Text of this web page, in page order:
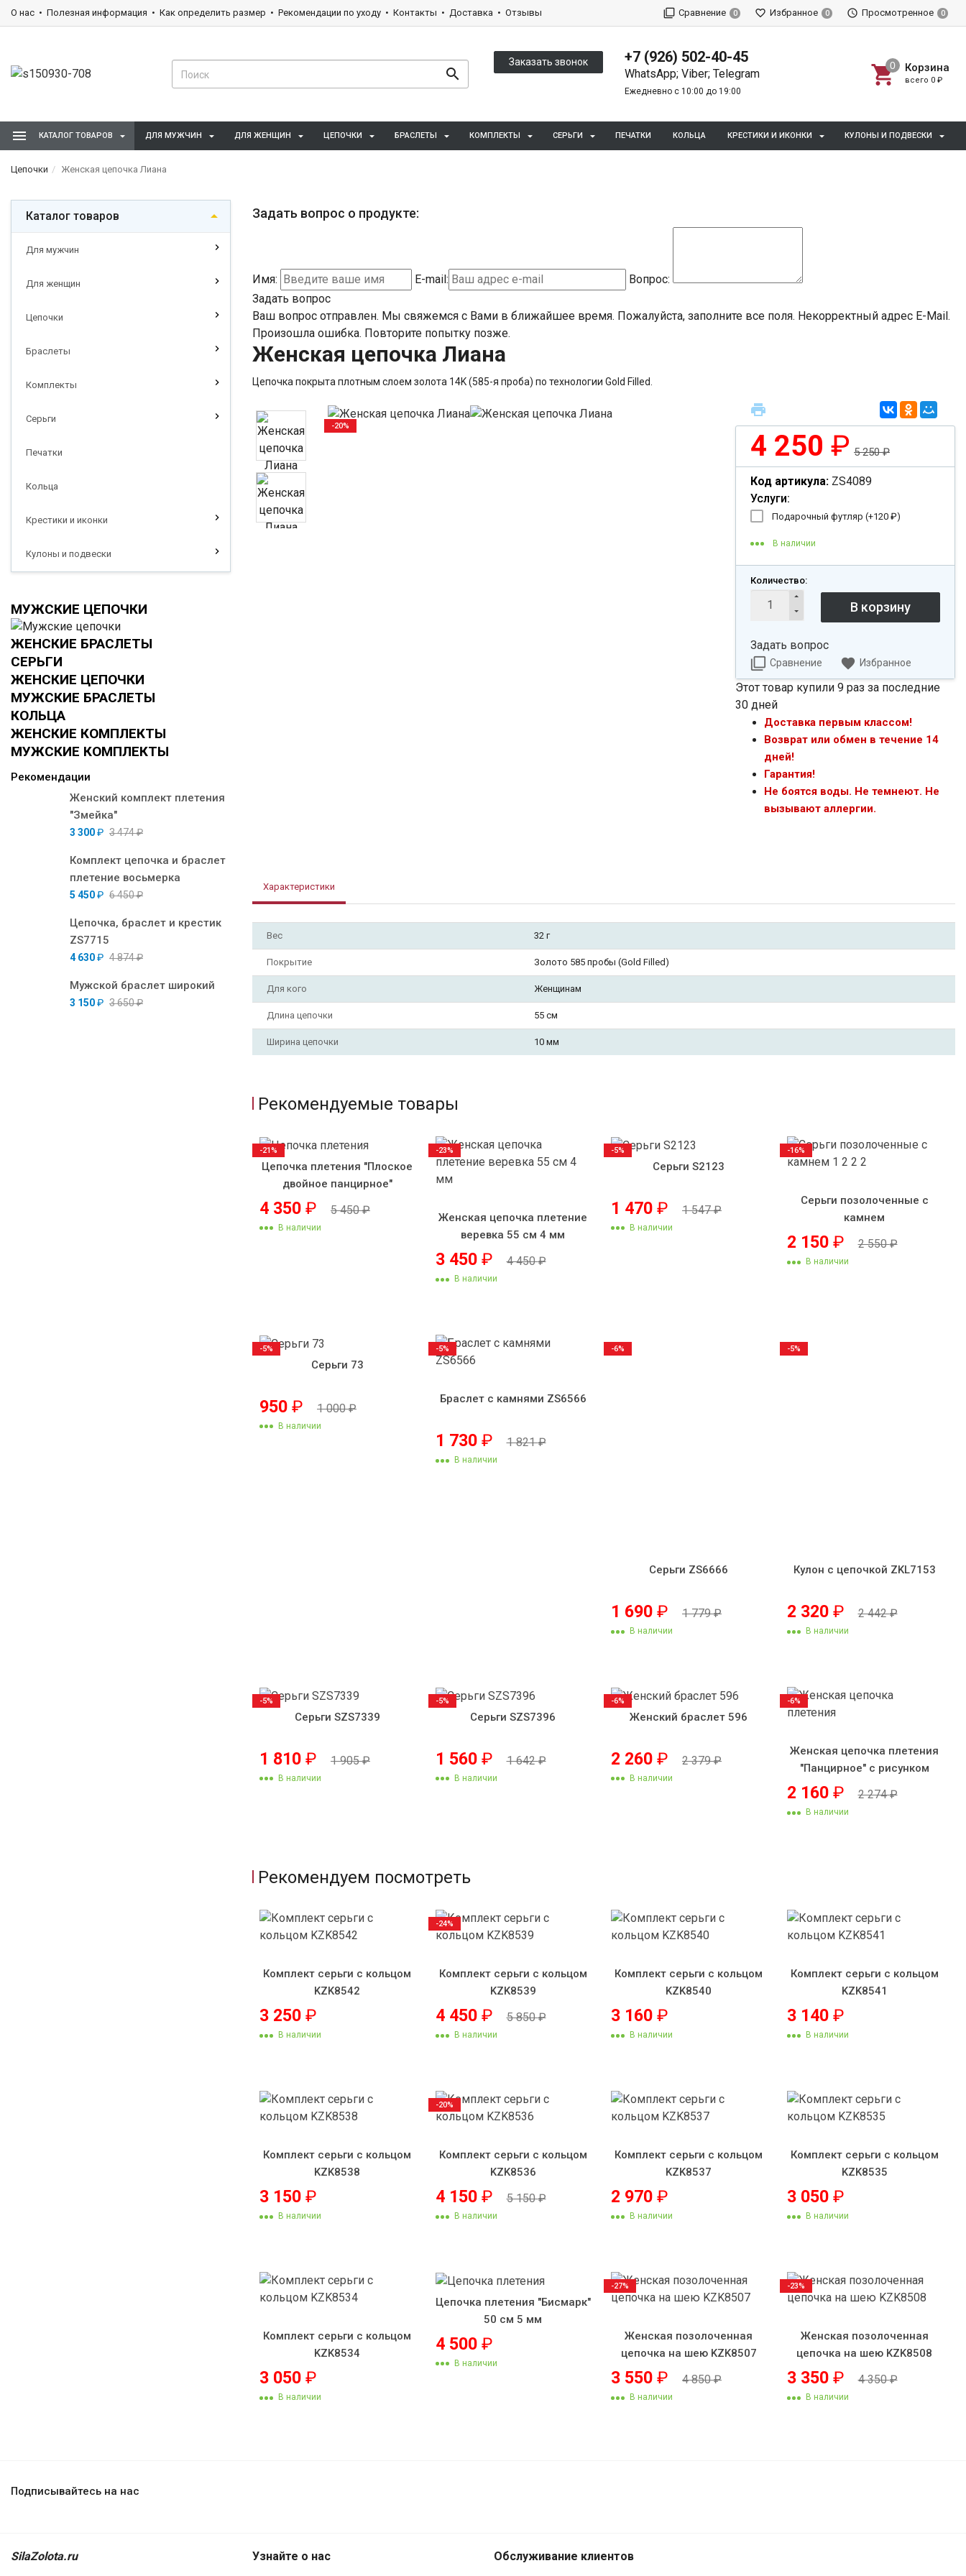
О нас Полезная информация Как определить размер Рекомендации по уходу Контакты Доставка Отзывы Сравнение 0 Избранное 0 Просмотренное 0
Заказать звонок +7 (926) 502-40-45
WhatsApp; Viber; Telegram
Ежедневно с 10:00 до 19:00
Корзина
всего 0 ₽
КАТАЛОГ ТОВАРОВ ДЛЯ МУЖЧИН ДЛЯ ЖЕНЩИН ЦЕПОЧКИ БРАСЛЕТЫ КОМПЛЕКТЫ СЕРЬГИ ПЕЧАТКИ КОЛЬЦА КРЕСТИКИ И ИКОНКИ КУЛОНЫ И ПОДВЕСКИ
Цепочки Женская цепочка Лиана
Каталог товаров
Для мужчин
Для женщин
Цепочки
Браслеты
Комплекты
Серьги
Печатки
Кольца
Крестики и иконки
Кулоны и подвески
МУЖСКИЕ ЦЕПОЧКИ
ЖЕНСКИЕ БРАСЛЕТЫ
СЕРЬГИ
ЖЕНСКИЕ ЦЕПОЧКИ
МУЖСКИЕ БРАСЛЕТЫ
КОЛЬЦА
ЖЕНСКИЕ КОМПЛЕКТЫ
МУЖСКИЕ КОМПЛЕКТЫ
Рекомендации
Женский комплект плетения
"Змейка"
3 300₽ 3 474₽
Комплект цепочка и браслет
плетение восьмерка
5 450₽ 6 450₽
Цепочка, браслет и крестик
ZS7715
4 630₽ 4 874₽
Мужской браслет широкий
3 150₽ 3 650₽
Задать вопрос о продукте:
Имя: E-mail:
Вопрос:
Задать вопрос
Ваш вопрос отправлен. Мы свяжемся с Вами в ближайшее время. Пожалуйста, заполните все поля. Некорректный адрес E-Mail.
Произошла ошибка. Повторите попытку позже.
Женская цепочка Лиана
Цепочка покрыта плотным слоем золота 14K (585-я проба) по технологии Gold Filled.
-20%
4 250 ₽ 5 250₽
Код артикула: ZS4089
Услуги:
Подарочный футляр (+120 ₽)
В наличии
Количество:
Задать вопрос
Сравнение Избранное
Этот товар купили 9 раз за последние
30 дней
Доставка первым классом!
Возврат или обмен в течение 14
дней!
Гарантия!
Не боятся воды. Не темнеют. Не
вызывают аллергии.
Характеристики
Вес 32 г
Покрытие Золото 585 пробы (Gold Filled)
Для кого Женщинам
Длина цепочки 55 см
Ширина цепочки 10 мм
Рекомендуемые товары
Цепочка плетения "Плоское
двойное панцирное"
4 350 ₽ 5 450₽
В наличии
-21%
Женская цепочка плетение
веревка 55 см 4 мм
3 450 ₽ 4 450₽
В наличии
-23%
Серьги S2123
1 470 ₽ 1 547₽
В наличии
-5%
Серьги позолоченные с
камнем
2 150 ₽ 2 550₽
В наличии
-16%
Серьги 73
950 ₽ 1 000₽
В наличии
-5%
Браслет с камнями ZS6566
1 730 ₽ 1 821₽
В наличии
-5%
Серьги ZS6666
1 690 ₽ 1 779₽
В наличии
-6%
Кулон с цепочкой ZKL7153
2 320 ₽ 2 442₽
В наличии
-5%
Серьги SZS7339
1 810 ₽ 1 905₽
В наличии
-5%
Серьги SZS7396
1 560 ₽ 1 642₽
В наличии
-5%
Женский браслет 596
2 260 ₽ 2 379₽
В наличии
-6%
Женская цепочка плетения
"Панцирное" с рисунком
2 160 ₽ 2 274₽
В наличии
-6%
Рекомендуем посмотреть
Комплект серьги с кольцом
KZK8542
3 250 ₽
В наличии
Комплект серьги с кольцом
KZK8539
4 450 ₽ 5 850₽
В наличии
-24%
Комплект серьги с кольцом
KZK8540
3 160 ₽
В наличии
Комплект серьги с кольцом
KZK8541
3 140 ₽
В наличии
Комплект серьги с кольцом
KZK8538
3 150 ₽
В наличии
Комплект серьги с кольцом
KZK8536
4 150 ₽ 5 150₽
В наличии
-20%
Комплект серьги с кольцом
KZK8537
2 970 ₽
В наличии
Комплект серьги с кольцом
KZK8535
3 050 ₽
В наличии
Комплект серьги с кольцом
KZK8534
3 050 ₽
В наличии
Цепочка плетения "Бисмарк"
50 см 5 мм
4 500 ₽
В наличии
Женская позолоченная
цепочка на шею KZK8507
3 550 ₽ 4 850₽
В наличии
-27%
Женская позолоченная
цепочка на шею KZK8508
3 350 ₽ 4 350₽
В наличии
-23%
Подписывайтесь на нас
SilaZolota.ru Узнайте о нас Обслуживание клиентов